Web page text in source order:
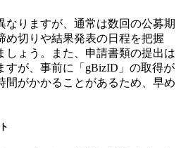
なりますが、通常は数回の公募期
め切りや結果発表の日程を把握
しょう。また、申請書類の提出は
すが、事前に「gBizID」の取得が
間がかかることがあるため、早め